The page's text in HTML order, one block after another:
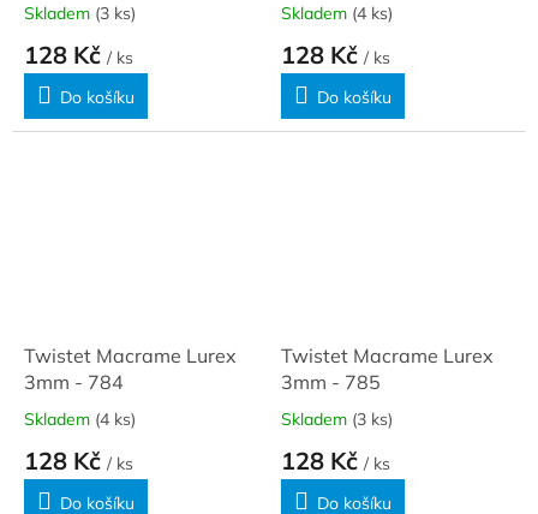
Skladem (3 ks)
128 Kč / ks
Do košíku
Skladem (4 ks)
128 Kč / ks
Do košíku
Twistet Macrame Lurex
3mm - 784
Skladem (4 ks)
128 Kč / ks
Do košíku
Twistet Macrame Lurex
3mm - 785
Skladem (3 ks)
128 Kč / ks
Do košíku